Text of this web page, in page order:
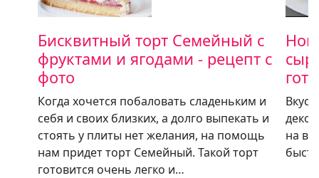
Бисквитный торт Семейный с
фруктами и ягодами - рецепт с
фото
Когда хочется побаловать сладеньким и
себя и своих близких, а долго выпекать и
стоять у плиты нет желания, на помощь
нам придет торт Семейный. Такой торт
готовится очень легко и…
на